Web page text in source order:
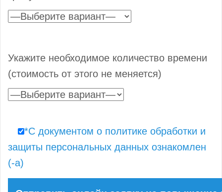
Укажите необходимое количество времени
(стоимость от этого не меняется)
*С документом о политике обработки и
защиты персональных данных ознакомлен
(-а)